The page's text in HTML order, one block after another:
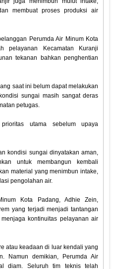
membuat proses produksi air
Perumda Air Minum Kota
pelayanan Kecamatan Kuranji
tekanan bahkan penghentian
saat ini belum dapat melakukan
sungai masih sangat deras
petugas.
utama sebelum upaya
kondisi sungai dinyatakan aman,
untuk membangun kembali
material yang menimbun intake,
pengolahan air.
Kota Padang, Adhie Zein,
yang terjadi menjadi tantangan
kontinuitas pelayanan air
atau keadaan di luar kendali yang
Namun demikian, Perumda Air
diam. Seluruh tim teknis telah